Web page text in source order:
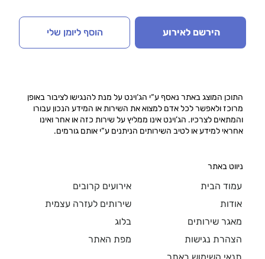
הירשם לאירוע הוסף ליומן שלי
התוכן המוצג באתר נאסף ע“י הג‘וינט על מנת להנגישו לציבור באופן
מרוכז ולאפשר לכל אדם למצוא את השירות או המידע הנכון עבורו
והמתאים לצרכיו. הג’וינט אינו ממליץ על שירות כזה או אחר ואינו
אחראי למידע או לטיב השירותים הניתנים ע“י אותם גורמים.
ניווט באתר
עמוד הבית
אודות
מאגר שירותים
הצהרת נגישות
אירועים קרובים
שירותים לעזרה עצמית
בלוג
מפת האתר